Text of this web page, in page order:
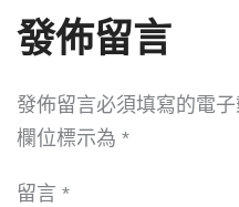
發佈留言
發佈留言必須填寫的電
欄位標示為 *
留言 *